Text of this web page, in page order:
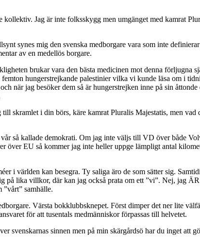
Jag är inte folksskygg men umgänget med kamrat
synes mig den svenska medborgare vara som inte
av en medellös borgare.
brukar vara den bästa medicinen mot denna förljugna
hungerstrejkande palestinier vilka vi kunde läsa om i
när jag besöker dem så är hungerstrejken inne på sin
skramlet i din börs, käre kamrat Pluralis Majestatis, men vad
så kallade demokrati. Om jag inte väljs till VD över både
EU så kommer jag inte heller uppge lämpligt antal
världen kan besegra. Ty saliga äro de som sätter sig.
lika villkor, där kan jag också prata om ett ”vi”. Nej, jag
”vårt” samhälle.
Värsta bokklubbsknepet. Först dimper det ner lite
för att tusentals medmänniskor förpassas till helvetet.
svenskarnas sinnen men på min skärgårdsö har du inget att